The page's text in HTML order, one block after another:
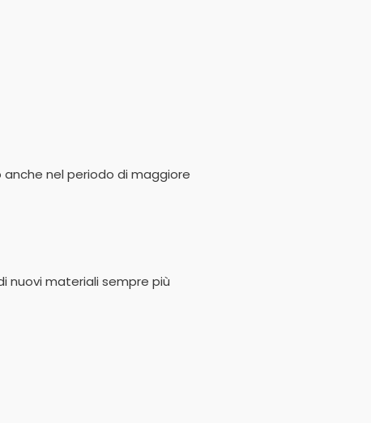
nel periodo di maggiore
nuovi materiali sempre più